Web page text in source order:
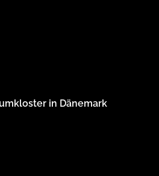
in Dänemark